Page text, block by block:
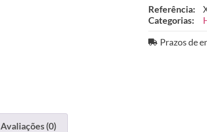
Referência:
Categorias:
Prazos de
Avaliações (0)